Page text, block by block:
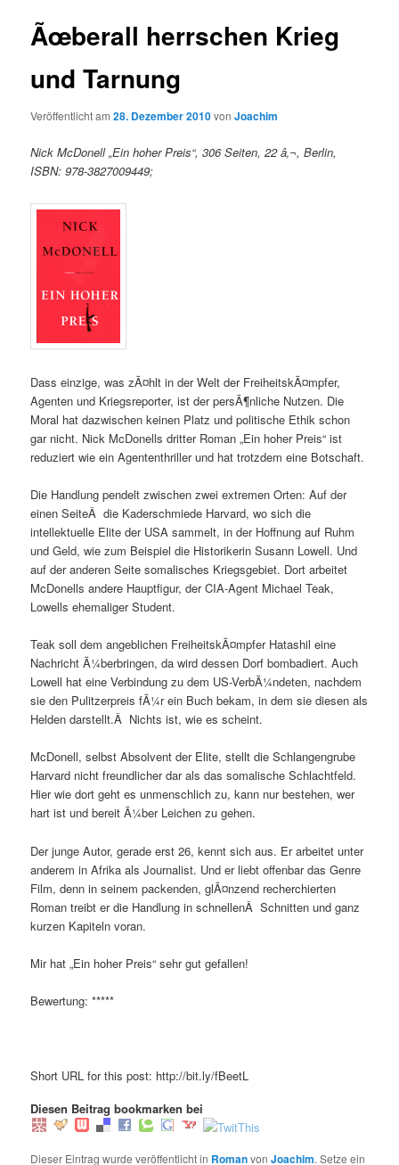
Ãœberall herrschen Krieg
und Tarnung
Veröffentlicht am28. Dezember 2010vonJoachim
Nick McDonell „Ein hoher Preis“, 306 Seiten, 22 â‚¬, Berlin,
ISBN: 978-3827009449;
Dass einzige, was zÃ¤hlt in der Welt der FreiheitskÃ¤mpfer,
Agenten und Kriegsreporter, ist der persÃ¶nliche Nutzen. Die
Moral hat dazwischen keinen Platz und politische Ethik schon
gar nicht. Nick McDonells dritter Roman „Ein hoher Preis“ ist
reduziert wie ein Agententhriller und hat trotzdem eine Botschaft.
Die Handlung pendelt zwischen zwei extremen Orten: Auf der
einen SeiteÂ die Kaderschmiede Harvard, wo sich die
intellektuelle Elite der USA sammelt, in der Hoffnung auf Ruhm
und Geld, wie zum Beispiel die Historikerin Susann Lowell. Und
auf der anderen Seite somalisches Kriegsgebiet. Dort arbeitet
McDonells andere Hauptfigur, der CIA-Agent Michael Teak,
Lowells ehemaliger Student.
Teak soll dem angeblichen FreiheitskÃ¤mpfer Hatashil eine
Nachricht Ã¼berbringen, da wird dessen Dorf bombadiert. Auch
Lowell hat eine Verbindung zu dem US-VerbÃ¼ndeten, nachdem
sie den Pulitzerpreis fÃ¼r ein Buch bekam, in dem sie diesen als
Helden darstellt.Â Nichts ist, wie es scheint.
McDonell, selbst Absolvent der Elite, stellt die Schlangengrube
Harvard nicht freundlicher dar als das somalische Schlachtfeld.
Hier wie dort geht es unmenschlich zu, kann nur bestehen, wer
hart ist und bereit Ã¼ber Leichen zu gehen.
Der junge Autor, gerade erst 26, kennt sich aus. Er arbeitet unter
anderem in Afrika als Journalist. Und er liebt offenbar das Genre
Film, denn in seinem packenden, glÃ¤nzend recherchierten
Roman treibt er die Handlung in schnellenÂ Schnitten und ganz
kurzen Kapiteln voran.
Mir hat „Ein hoher Preis“ sehr gut gefallen!
Bewertung: *****
Short URL for this post: http://bit.ly/fBeetL
Diesen Beitrag bookmarken bei
Dieser Eintrag wurde veröffentlicht in RomanvonJoachim. Setze ein